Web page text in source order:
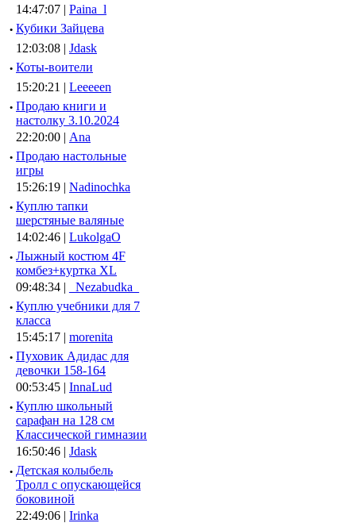
14:47:07 | Paina_l
· Кубики Зайцева
12:03:08 | Jdask
· Коты-воители
15:20:21 | Leeeeen
· Продаю книги и
настолку 3.10.2024
22:20:00 | Ana
· Продаю настольные
игры
15:26:19 | Nadinochka
· Куплю тапки
шерстяные валяные
14:02:46 | LukolgaO
· Лыжный костюм 4F
комбез+куртка XL
09:48:34 |
_Nezabudka_
· Куплю учебники для 7
класса
15:45:17 | morenita
· Пуховик Адидас для
девочки 158-164
00:53:45 | InnaLud
· Куплю школьный
сарафан на 128 см
Классической гимназии
16:50:46 | Jdask
· Детская колыбель
Тролл с опускающейся
боковиной
22:49:06 | Irinka